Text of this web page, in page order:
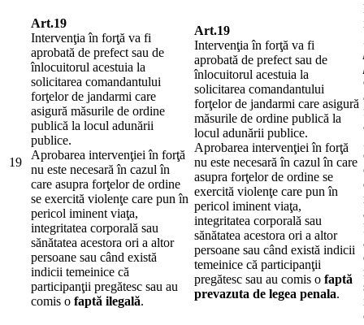
19
Art.19
Intervenţia în forţă va fi
aprobată de prefect sau de
înlocuitorul acestuia la
solicitarea comandantului
forţelor de jandarmi care
asigură măsurile de ordine
publică la locul adunării
publice.
Aprobarea intervenţiei în forţă
nu este necesară în cazul în
care asupra forţelor de ordine
se exercită violenţe care pun în
pericol iminent viaţa,
integritatea corporală sau
sănătatea acestora ori a altor
persoane sau când există
indicii temeinice că
participanţii pregătesc sau au
comis o faptă ilegală.
Art.19
Intervenţia în forţă va fi
aprobată de prefect sau de
înlocuitorul acestuia la
solicitarea comandantului
forţelor de jandarmi care asigură
măsurile de ordine publică la
locul adunării publice.
Aprobarea intervenţiei în forţă
nu este necesară în cazul în care
asupra forţelor de ordine se
exercită violenţe care pun în
pericol iminent viaţa,
integritatea corporală sau
sănătatea acestora ori a altor
persoane sau când există indicii
temeinice că participanţii
pregătesc sau au comis o faptă
prevazuta de legea penala.